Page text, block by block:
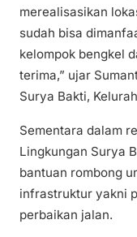
merealisasikan
sudah bisa
kelompok bengkel
terima,” ujar
Surya Bakti,
Sementara dalam
Lingkungan Surya
bantuan rombong
infrastruktur yakni
perbaikan jalan.